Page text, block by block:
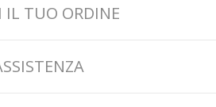
IL TUO ORDINE